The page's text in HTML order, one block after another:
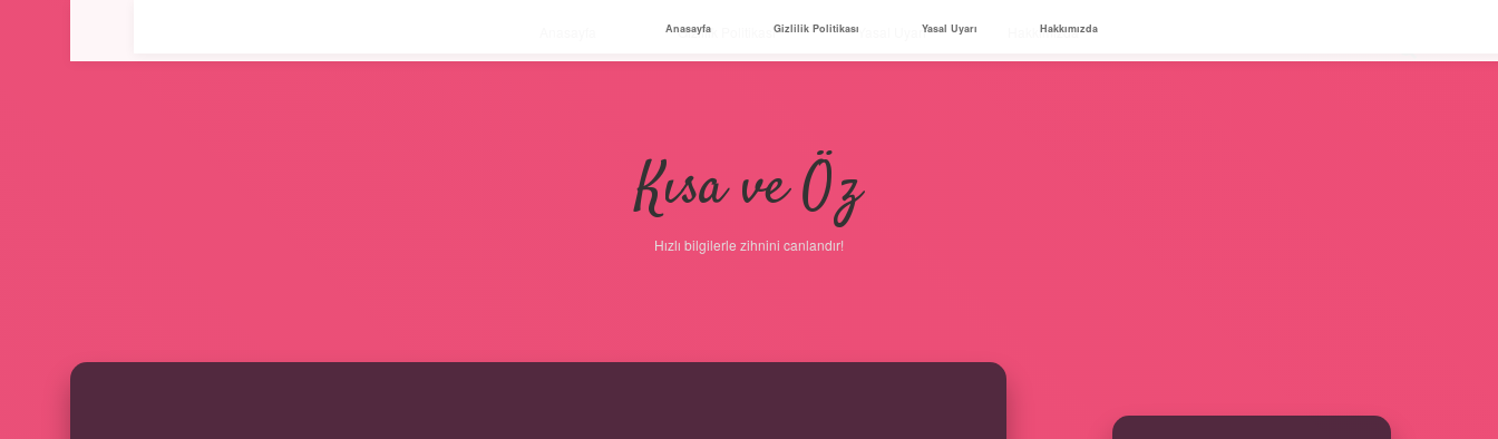
Gizlilik Politikası Yasal Uyarı Hakkımızda
Kısa ve Öz
Hızlı bilgilerle zihnini canlandır!
Anasayfa Gizlilik Politikası Yasal Uyarı Hakkımızda